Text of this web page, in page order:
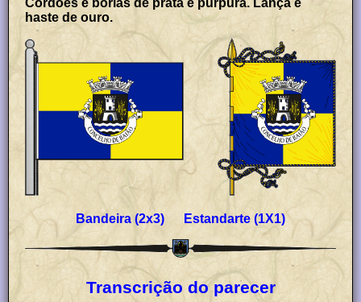
Cordões e borlas de prata e púrpura. Lança e
haste de ouro.
Bandeira (2x3) Estandarte (1X1)
Transcrição do parecer